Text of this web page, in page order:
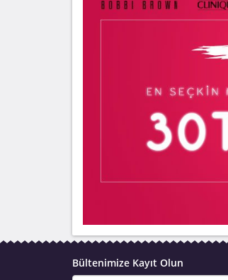
Bültenimize Kayıt Olun